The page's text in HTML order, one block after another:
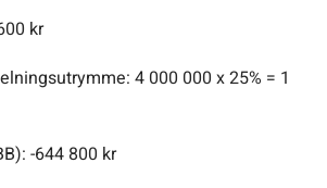
kr
4 000 000 x 25% = 1
-644 800 kr